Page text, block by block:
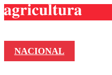
NACIONAL